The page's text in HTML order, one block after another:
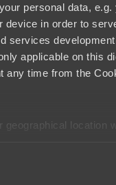
personal data,
in order to
services
applicable on this
any time from the
geographical